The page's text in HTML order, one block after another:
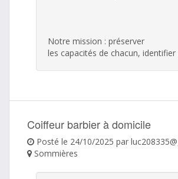
Notre mission : préserver
les capacités de chacun, identifier
Coiffeur barbier à domicile
Posté le 24/10/2025 par
Sommières